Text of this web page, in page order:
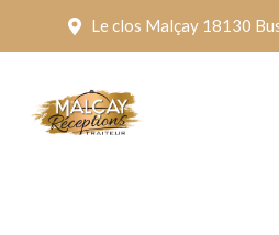
Le clos Malçay 18130